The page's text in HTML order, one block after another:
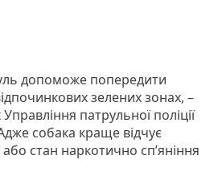
допоможе попередити
зелених зонах, –
патрульної поліції
собака краще відчує
стан наркотично сп’яніння